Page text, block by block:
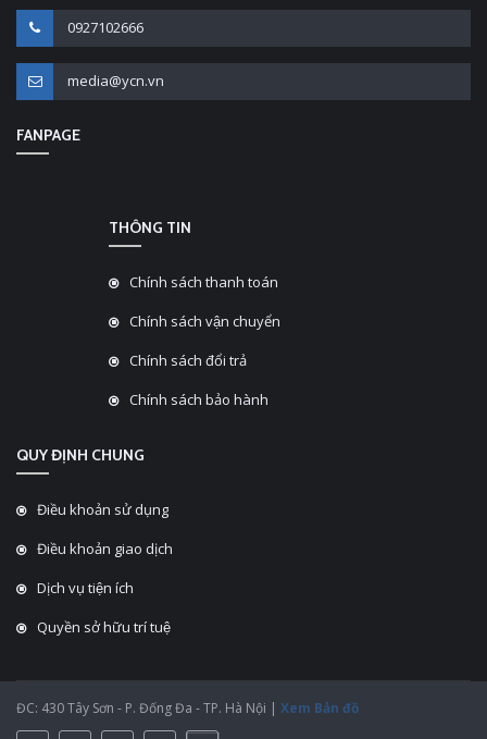
0927102666
media@ycn.vn
FANPAGE
THÔNG TIN
Chính sách thanh toán
Chính sách vận chuyển
Chính sách đổi trả
Chính sách bảo hành
QUY ĐỊNH CHUNG
Điều khoản sử dụng
Điều khoản giao dịch
Dịch vụ tiện ích
Quyền sở hữu trí tuệ
ĐC: 430 Tây Sơn - P. Đống Đa - TP. Hà Nội | Xem Bản đồ